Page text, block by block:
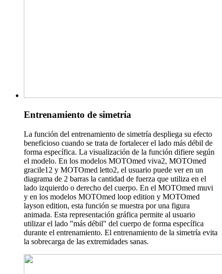
Entrenamiento de simetría
La función del entrenamiento de simetría despliega su efecto
beneficioso cuando se trata de fortalecer el lado más débil de
forma específica. La visualización de la función difiere según
el modelo. En los modelos MOTOmed viva2, MOTOmed
gracile12 y MOTOmed letto2, el usuario puede ver en un
diagrama de 2 barras la cantidad de fuerza que utiliza en el
lado izquierdo o derecho del cuerpo. En el MOTOmed muvi
y en los modelos MOTOmed loop edition y MOTOmed
layson edition, esta función se muestra por una figura
animada. Esta representación gráfica permite al usuario
utilizar el lado "más débil" del cuerpo de forma específica
durante el entrenamiento. El entrenamiento de la simetría evita
la sobrecarga de las extremidades sanas.